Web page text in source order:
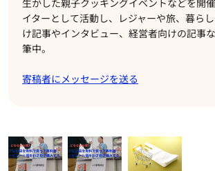
イターとして活動し、レジャーや旅、暮ら
け記事やインタビュー、経営者向けの記事
筆中。
寄稿者にメッセージを送る